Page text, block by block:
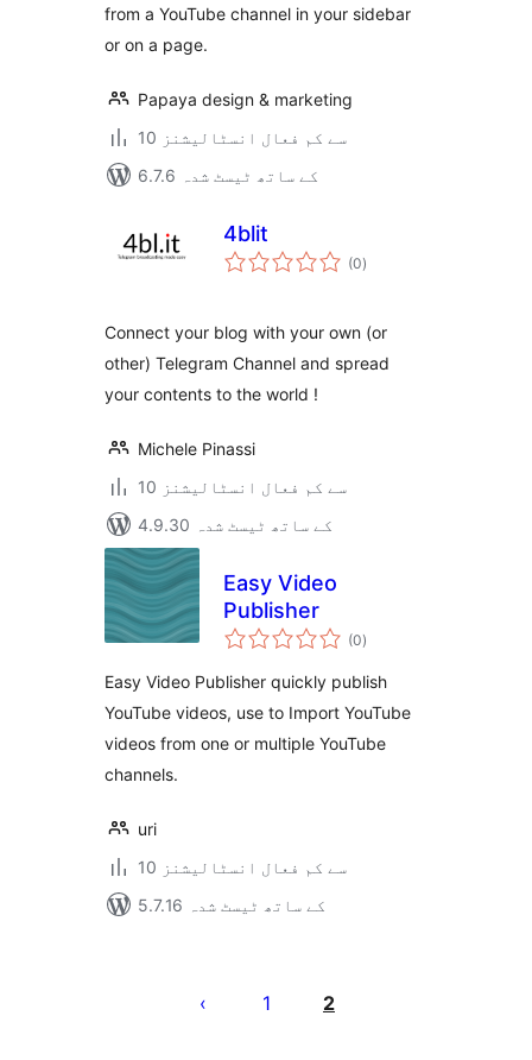
from a YouTube channel in your sidebar
or on a page.
Papaya design & marketing
10 سے کم فعال انسٹالیشنز
6.7.6 کے ساتھ ٹیسٹ شدہ
4blit
(0مجموعی
درجہ
)
Connect your blog with your own (or
other) Telegram Channel and spread
your contents to the world !
Michele Pinassi
10 سے کم فعال انسٹالیشنز
4.9.30 کے ساتھ ٹیسٹ شدہ
Easy Video
Publisher
(0مجموعی
درجہ
)
Easy Video Publisher quickly publish
YouTube videos, use to Import YouTube
videos from one or multiple YouTube
channels.
uri
10 سے کم فعال انسٹالیشنز
5.7.16 کے ساتھ ٹیسٹ شدہ
pagination
1 2